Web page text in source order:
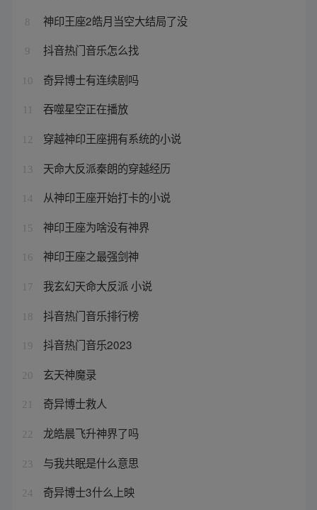
8 神印王座2皓月当空大结局了没
9 抖音热门音乐怎么找
10 奇异博士有连续剧吗
吞噬星空正在播放
12 穿越神印王座拥有系统的小说
13 天命大反派秦朗的穿越经历
14 从神印王座开始打卡的小说
15 神印王座为啥没有神界
16 神印王座之最强剑神
17 我玄幻天命大反派 小说
18 抖音热门音乐排行榜
19 抖音热门音乐2023
20 玄天神魔录
21 奇异博士救人
22 龙皓晨飞升神界了吗
23 与我共眠是什么意思
24 奇异博士3什么上映